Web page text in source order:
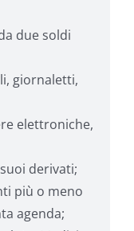
due soldi
giornaletti,
elettroniche,
derivati;
più o meno
agenda;